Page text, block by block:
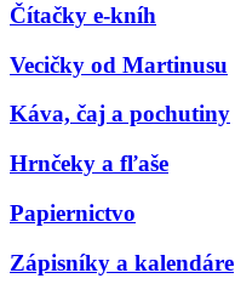
Čítačky e-kníh
Vecičky od Martinusu
Káva, čaj a pochutiny
Hrnčeky a fľaše
Papiernictvo
Zápisníky a kalendáre